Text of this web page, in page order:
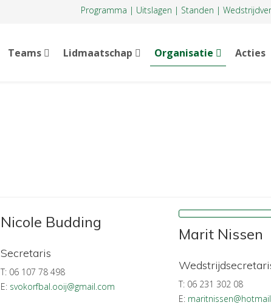
Programma | Uitslagen | Standen |
Teams Lidmaatschap Organisatie Acties
Nicole Budding
Secretaris
T: 06 107 78 498
E: svokorfbal.ooij@gmail.com
Marit Nissen
T: 06 231 302 08
E: